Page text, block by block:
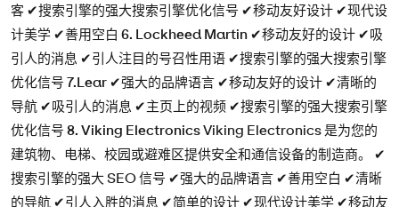
客 ✔搜索引擎的强大搜索引擎优化信号 ✔移动友好设计 ✔现代设
计美学 ✔善用空白 6. Lockheed Martin ✔移动友好的设计 ✔吸
引人的消息 ✔引人注目的号召性用语 ✔搜索引擎的强大搜索引擎
优化信号 7.Lear ✔强大的品牌语言 ✔移动友好的设计 ✔清晰的
导航 ✔吸引人的消息 ✔主页上的视频 ✔搜索引擎的强大搜索引擎
优化信号 8. Viking ElectronicsViking Electronics 是为您的
建筑物、电梯、校园或避难区提供安全和通信设备的制造商。 ✔
搜索引擎的强大 SEO 信号 ✔强大的品牌语言 ✔善用空白 ✔清晰
的导航 ✔引人入胜的消息 ✔简单的设计 ✔现代设计美学 ✔移动友